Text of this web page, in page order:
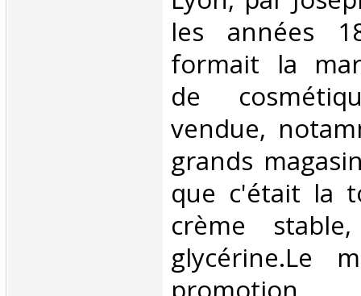
les années
formait la
de
vendue,
grands
que c'était la
crème
glycérine.Le